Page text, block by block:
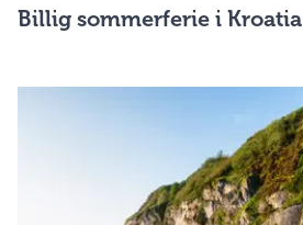
Billig sommerferie i Kroatia